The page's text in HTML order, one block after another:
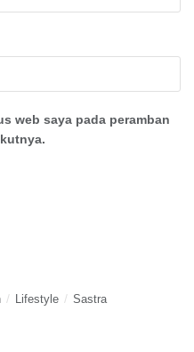
web saya pada peramban
Lifestyle Sastra